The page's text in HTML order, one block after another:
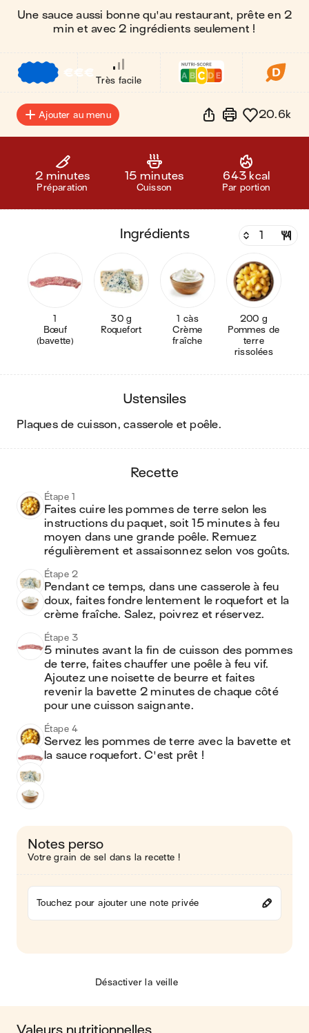
Une sauce aussi bonne qu'au restaurant, prête en 2
min et avec 2 ingrédients seulement !
€€€
Très facile
Ajouter au menu 20.6k
2 minutes
Préparation
15 minutes
Cuisson
643 kcal
Par portion
ingrédients
1
Bœuf
(bavette)
30 g
Roquefort
1 càs
Crème
fraîche
200 g
Pommes de
terre
rissolées
ustensiles
plaques de cuisson, casserole et poêle.
recette
Étape 1
Faites cuire les pommes de terre selon les
instructions du paquet, soit 15 minutes à feu
moyen dans une grande poêle. Remuez
régulièrement et assaisonnez selon vos goûts.
Étape 2
Pendant ce temps, dans une casserole à feu
doux, faites fondre lentement le roquefort et la
crème fraîche. Salez, poivrez et réservez.
Étape 3
5 minutes avant la fin de cuisson des pommes
de terre, faites chauffer une poêle à feu vif.
Ajoutez une noisette de beurre et faites
revenir la bavette 2 minutes de chaque côté
pour une cuisson saignante.
Étape 4
Servez les pommes de terre avec la bavette et
la sauce roquefort. C'est prêt !
Notes perso
Votre grain de sel dans la recette !
Touchez pour ajouter une note privée
Désactiver la veille
Valeurs nutritionnelles